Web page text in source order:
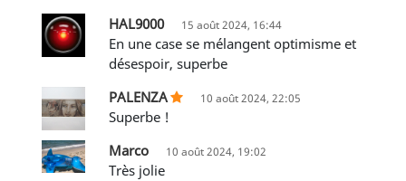
HAL9000
15 août 2024, 16:44
En une case se mélangent optimisme et
désespoir, superbe
PALENZA
10 août 2024, 22:05
Superbe !
Marco
10 août 2024, 19:02
Très jolie